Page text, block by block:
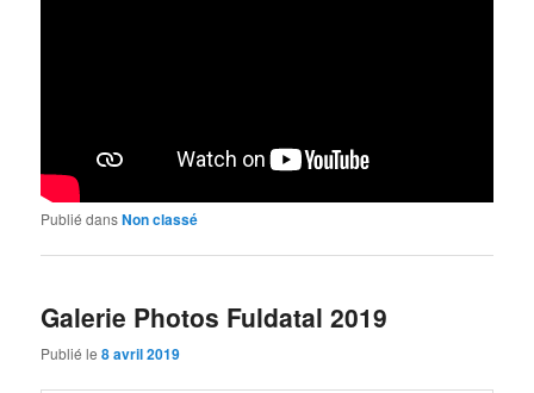
Publié dansNon classé
Galerie Photos Fuldatal 2019
Publié le8 avril 2019